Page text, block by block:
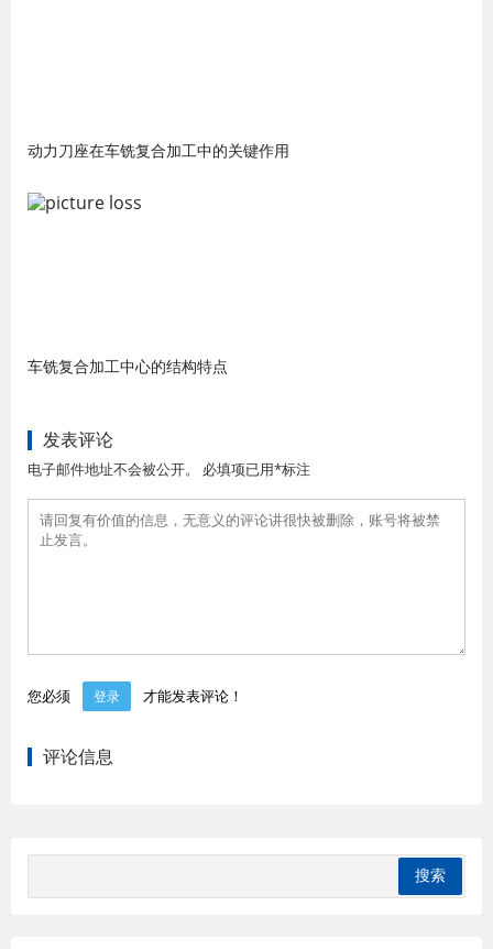
动力刀座在车铣复合加工中的关键作用
车铣复合加工中心的结构特点
发表评论
电子邮件地址不会被公开。 必填项已用*标注
您必须 登录 才能发表评论！
评论信息